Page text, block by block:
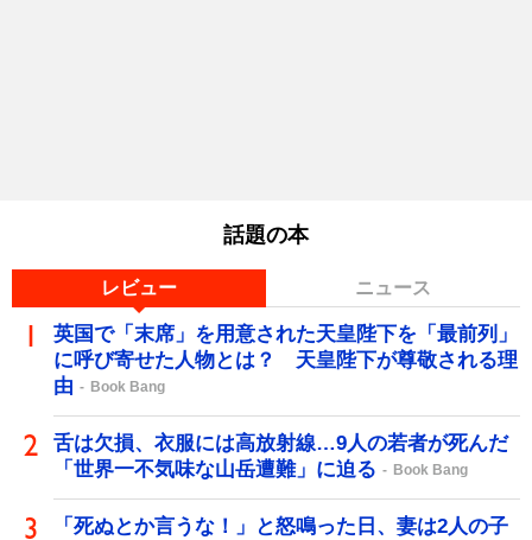
話題の本
レビュー ニュース
英国で「末席」を用意された天皇陛下を「最前列」
に呼び寄せた人物とは？ 天皇陛下が尊敬される理
由
Book Bang
舌は欠損、衣服には高放射線…9人の若者が死んだ
「世界一不気味な山岳遭難」に迫る
Book Bang
「死ぬとか言うな！」と怒鳴った日、妻は2人の子